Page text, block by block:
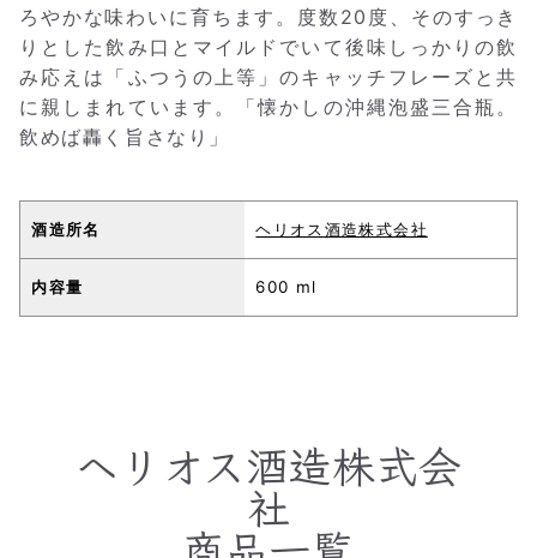
ろやかな味わいに育ちます。度数20度、そのすっき
りとした飲み口とマイルドでいて後味しっかりの飲
み応えは「ふつうの上等」のキャッチフレーズと共
に親しまれています。「懐かしの沖縄泡盛三合瓶。
飲めば轟く旨さなり」
酒造所名 ヘリオス酒造株式会社
内容量 600 ml
ヘリオス酒造株式会
社